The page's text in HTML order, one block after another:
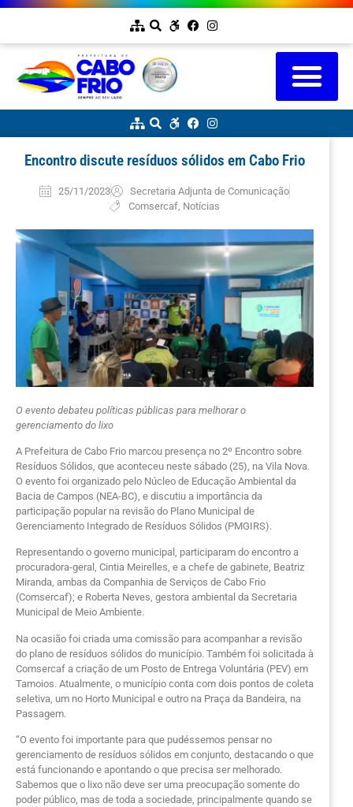
Encontro discute resíduos sólidos em Cabo Frio
25/11/2023
Secretaria Adjunta de Comunicação
Comsercaf, Notícias
O evento debateu políticas públicas para melhorar o
gerenciamento do lixo
A Prefeitura de Cabo Frio marcou presença no 2º Encontro sobre
Resíduos Sólidos, que aconteceu neste sábado (25), na Vila Nova.
O evento foi organizado pelo Núcleo de Educação Ambiental da
Bacia de Campos (NEA-BC), e discutiu a importância da
participação popular na revisão do Plano Municipal de
Gerenciamento Integrado de Resíduos Sólidos (PMGIRS).
Representando o governo municipal, participaram do encontro a
procuradora-geral, Cintia Meirelles, e a chefe de gabinete, Beatriz
Miranda, ambas da Companhia de Serviços de Cabo Frio
(Comsercaf); e Roberta Neves, gestora ambiental da Secretaria
Municipal de Meio Ambiente.
Na ocasião foi criada uma comissão para acompanhar a revisão
do plano de resíduos sólidos do município. Também foi solicitada à
Comsercaf a criação de um Posto de Entrega Voluntária (PEV) em
Tamoios. Atualmente, o município conta com dois pontos de coleta
seletiva, um no Horto Municipal e outro na Praça da Bandeira, na
Passagem.
“O evento foi importante para que pudéssemos pensar no
gerenciamento de resíduos sólidos em conjunto, destacando o que
está funcionando e apontando o que precisa ser melhorado.
Sabemos que o lixo não deve ser uma preocupação somente do
poder público, mas de toda a sociedade, principalmente quando se